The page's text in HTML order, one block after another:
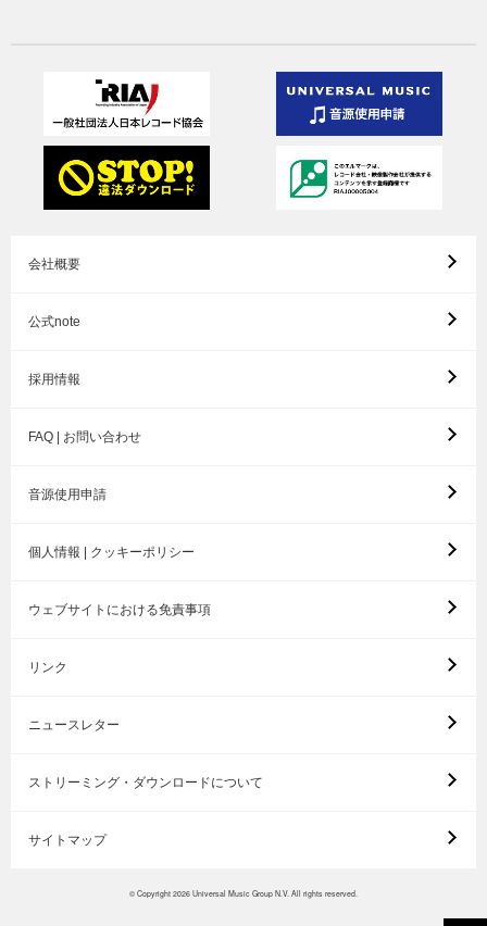
会社概要
公式note
採用情報
FAQ | お問い合わせ
音源使用申請
個人情報 | クッキーポリシー
ウェブサイトにおける免責事項
リンク
ニュースレター
ストリーミング・ダウンロードについて
サイトマップ
© Copyright 2026 Universal Music Group N.V. All rights reserved.